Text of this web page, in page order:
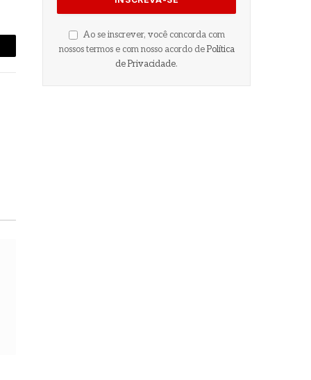
Ao se inscrever, você concorda com
nossos termos e com nosso acordo de Política
de Privacidade.